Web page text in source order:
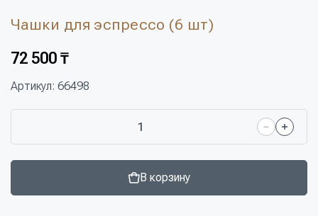
Чашки для эспрессо (6 шт)
72 500 ₸
Артикул: 66498
В корзину